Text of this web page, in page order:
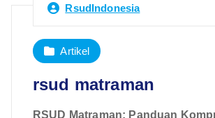
RsudIndonesia
Artikel
rsud matraman
RSUD Matraman: Panduan